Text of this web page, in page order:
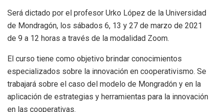
Será dictado por el profesor Urko López de la Universidad
de Mondragón, los sábados 6, 13 y 27 de marzo de 2021
de 9 a 12 horas a través de la modalidad Zoom.
El curso tiene como objetivo brindar conocimientos
especializados sobre la innovación en cooperativismo. Se
trabajará sobre el caso del modelo de Mongradón y en la
aplicación de estrategias y herramientas para la innovación
en las cooperativas.